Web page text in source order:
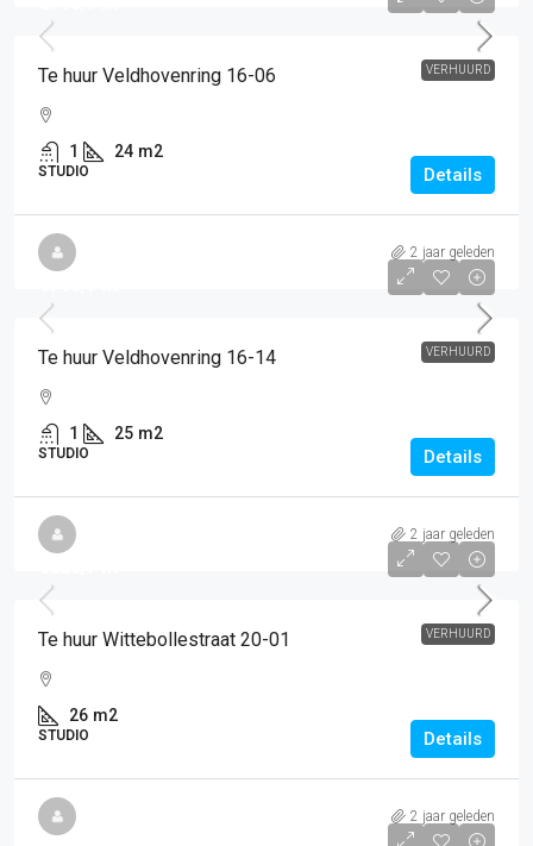
VERHUURD
Te huur Veldhovenring 16-06
1 24 m2
STUDIO Details
2 jaar geleden
VERHUURD
Te huur Veldhovenring 16-14
1 25 m2
STUDIO Details
2 jaar geleden
VERHUURD
Te huur Wittebollestraat 20-01
26 m2
STUDIO Details
2 jaar geleden